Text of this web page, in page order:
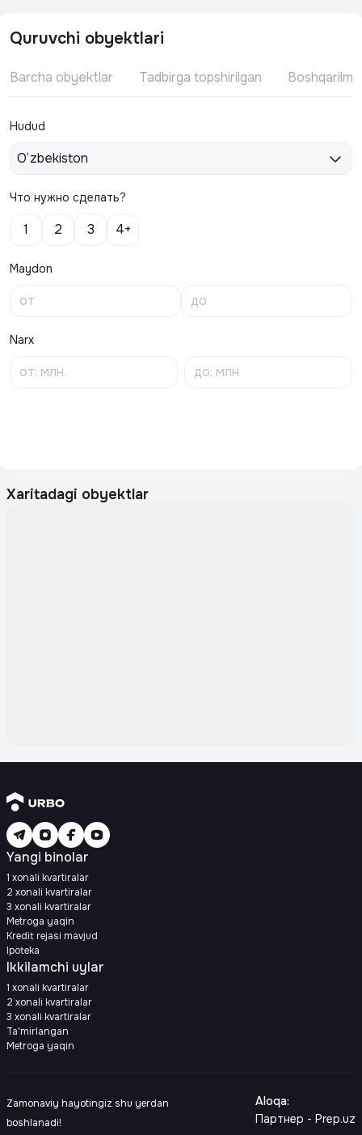
Quruvchi obyektlari
Barcha obyektlar Tadbirga topshirilgan
Hudud
O‘zbekiston
Что нужно сделать?
1 2 3 4+
Maydon
Narx
Xaritadagi obyektlar
Yangi binolar
1 xonali kvartiralar
2 xonali kvartiralar
3 xonali kvartiralar
Metroga yaqin
Kredit rejasi mavjud
Ipoteka
Ikkilamchi uylar
1 xonali kvartiralar
2 xonali kvartiralar
3 xonali kvartiralar
Ta'mirlangan
Metroga yaqin
Zamonaviy hayotingiz shu yerdan
boshlanadi!
Aloqa:
Партнер - Prep.uz